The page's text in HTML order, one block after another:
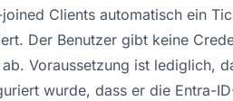
Clients automatisch ein
Der Benutzer gibt keine
Voraussetzung ist lediglich,
wurde, dass er die Entra-